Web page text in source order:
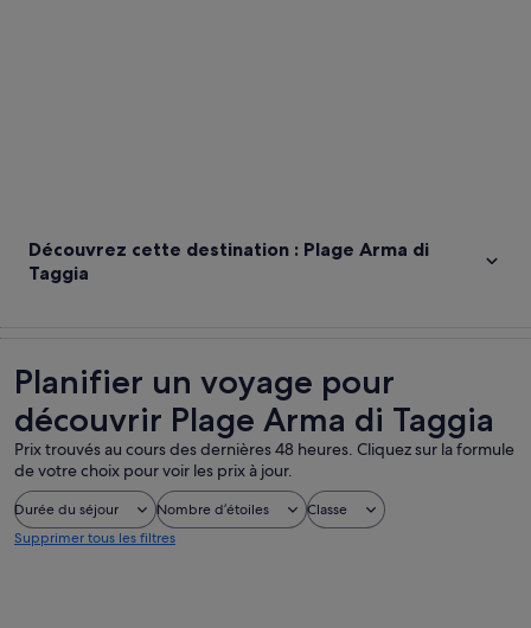
Découvrez cette destination : Plage Arma di
Taggia
Planifier un voyage pour
découvrir Plage Arma di Taggia
Prix trouvés au cours des dernières 48 heures. Cliquez sur la formule
de votre choix pour voir les prix à jour.
Durée du séjour Nombre d’étoiles
Classe
Supprimer tous les filtres